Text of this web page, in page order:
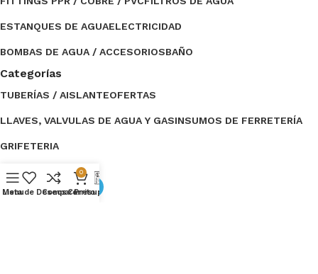
ESTANQUES DE AGUAELECTRICIDAD
BOMBAS DE AGUA / ACCESORIOSBAÑO
Categorías
TUBERÍAS / AISLANTEOFERTAS
LLAVES, VALVULAS DE AGUA Y GASINSUMOS DE FERRETERÍA
GRIFETERIA
Menu
Lista de Deseos
Compare
0
Carrito
Presupuesto